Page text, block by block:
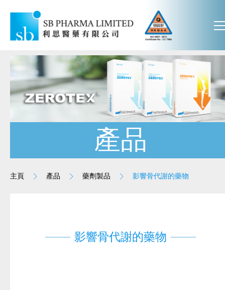
產品
主頁 產品 藥劑製品 影響骨代謝的藥物
影響骨代謝的藥物